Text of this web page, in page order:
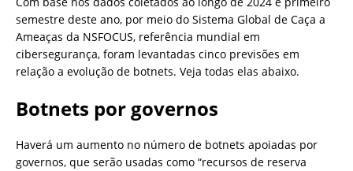
semestre deste ano, por meio do Sistema Global de Caça a
Ameaças da NSFOCUS, referência mundial em
cibersegurança, foram levantadas cinco previsões em
relação a evolução de botnets. Veja todas elas abaixo.
Botnets por governos
Haverá um aumento no número de botnets apoiadas por
governos, que serão usadas como “recursos de reserva